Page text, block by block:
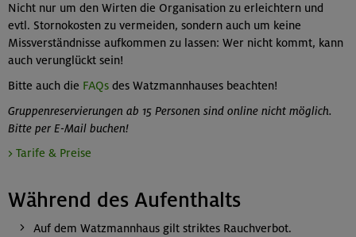
Nicht nur um den Wirten die Organisation zu erleichtern und
evtl. Stornokosten zu vermeiden, sondern auch um keine
Missverständnisse aufkommen zu lassen: Wer nicht kommt, kann
auch verunglückt sein!
Bitte auch die FAQs des Watzmannhauses beachten!
Gruppenreservierungen ab 15 Personen sind online nicht möglich.
Bitte per E-Mail buchen!
> Tarife & Preise
Während des Aufenthalts
Auf dem Watzmannhaus gilt striktes Rauchverbot.